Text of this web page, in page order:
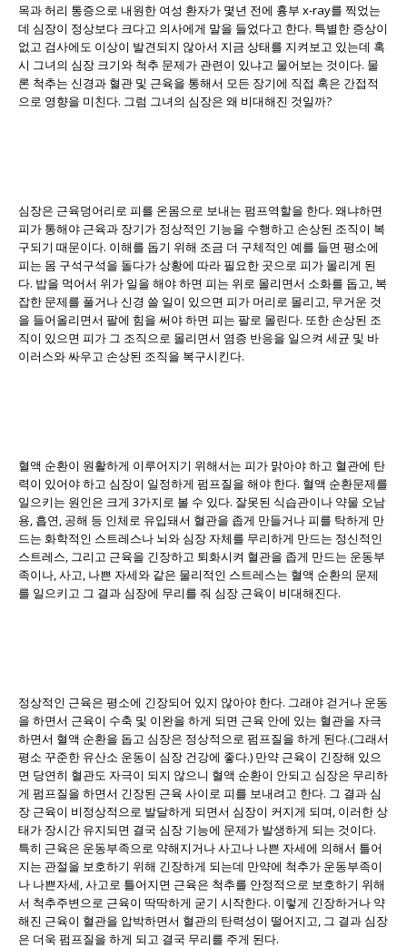
목과 허리 통증으로 내원한 여성 환자가 몇년 전에 흉부 x-ray를 찍었는
데 심장이 정상보다 크다고 의사에게 말을 들었다고 한다. 특별한 증상이
없고 검사에도 이상이 발견되지 않아서 지금 상태를 지켜보고 있는데 혹
시 그녀의 심장 크기와 척추 문제가 관련이 있냐고 물어보는 것이다. 물
론 척추는 신경과 혈관 및 근육을 통해서 모든 장기에 직접 혹은 간접적
으로 영향을 미친다. 그럼 그녀의 심장은 왜 비대해진 것일까?
심장은 근육덩어리로 피를 온몸으로 보내는 펌프역할을 한다. 왜냐하면
피가 통해야 근육과 장기가 정상적인 기능을 수행하고 손상된 조직이 복
구되기 때문이다. 이해를 돕기 위해 조금 더 구체적인 예를 들면 평소에
피는 몸 구석구석을 돌다가 상황에 따라 필요한 곳으로 피가 몰리게 된
다. 밥을 먹어서 위가 일을 해야 하면 피는 위로 몰리면서 소화를 돕고, 복
잡한 문제를 풀거나 신경 쓸 일이 있으면 피가 머리로 몰리고, 무거운 것
을 들어올리면서 팔에 힘을 써야 하면 피는 팔로 몰린다. 또한 손상된 조
직이 있으면 피가 그 조직으로 몰리면서 염증 반응을 일으켜 세균 및 바
이러스와 싸우고 손상된 조직을 복구시킨다.
혈액 순환이 원활하게 이루어지기 위해서는 피가 맑아야 하고 혈관에 탄
력이 있어야 하고 심장이 일정하게 펌프질을 해야 한다. 혈액 순환문제를
일으키는 원인은 크게 3가지로 볼 수 있다. 잘못된 식습관이나 약물 오남
용, 흡연, 공해 등 인체로 유입돼서 혈관을 좁게 만들거나 피를 탁하게 만
드는 화학적인 스트레스나 뇌와 심장 자체를 무리하게 만드는 정신적인
스트레스, 그리고 근육을 긴장하고 퇴화시켜 혈관을 좁게 만드는 운동부
족이나, 사고, 나쁜 자세와 같은 물리적인 스트레스는 혈액 순환의 문제
를 일으키고 그 결과 심장에 무리를 줘 심장 근육이 비대해진다.
정상적인 근육은 평소에 긴장되어 있지 않아야 한다. 그래야 걷거나 운동
을 하면서 근육이 수축 및 이완을 하게 되면 근육 안에 있는 혈관을 자극
하면서 혈액 순환을 돕고 심장은 정상적으로 펌프질을 하게 된다.(그래서
평소 꾸준한 유산소 운동이 심장 건강에 좋다.) 만약 근육이 긴장해 있으
면 당연히 혈관도 자극이 되지 않으니 혈액 순환이 안되고 심장은 무리하
게 펌프질을 하면서 긴장된 근육 사이로 피를 보내려고 한다. 그 결과 심
장 근육이 비정상적으로 발달하게 되면서 심장이 커지게 되며, 이러한 상
태가 장시간 유지되면 결국 심장 기능에 문제가 발생하게 되는 것이다.
특히 근육은 운동부족으로 약해지거나 사고나 나쁜 자세에 의해서 틀어
지는 관절을 보호하기 위해 긴장하게 되는데 만약에 척추가 운동부족이
나 나쁜자세, 사고로 틀어지면 근육은 척추를 안정적으로 보호하기 위해
서 척추주변으로 근육이 딱딱하게 굳기 시작한다. 이렇게 긴장하거나 약
해진 근육이 혈관을 압박하면서 혈관의 탄력성이 떨어지고, 그 결과 심장
은 더욱 펌프질을 하게 되고 결국 무리를 주게 된다.